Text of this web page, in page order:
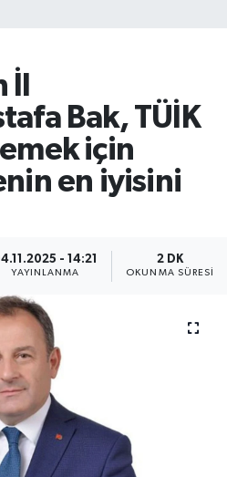
Bak, TÜİK
için
en iyisini
- 14:21
YAYINLANMA
2 DK
OKUNMA SÜRESI